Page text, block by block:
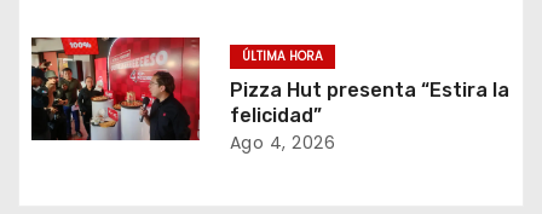
e
n
t
ÚLTIMA HORA
Pizza Hut presenta “Estira la
felicidad”
Ago 4, 2026